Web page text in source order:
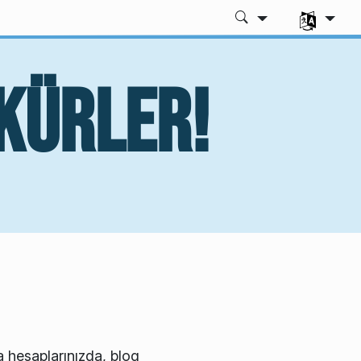
Dili seç
blog